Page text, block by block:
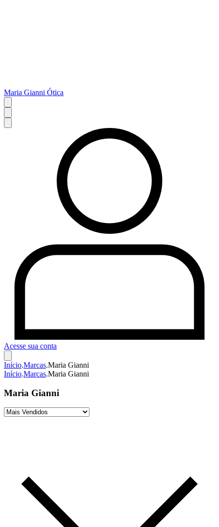
Maria Gianni Ótica
Acesse sua conta
Início.Marcas.Maria Gianni
Início.Marcas.Maria Gianni
Maria Gianni